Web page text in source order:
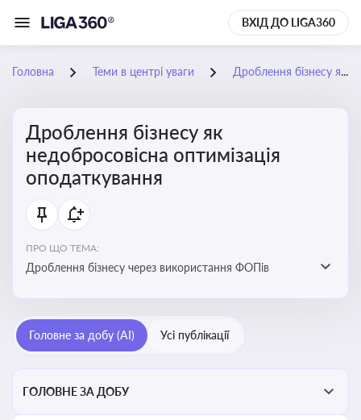
ВХІД ДО LIGA360
Головна Теми в центрі уваги Дроблення бізнесу як недобросовісна оптимізація оподаткування
Дроблення бізнесу як
недобросовісна оптимізація
оподаткування
ПРО ЩО ТЕМА:
Дроблення бізнесу через використання ФОПів
Головне за добу (AI) Усі публікації
ГОЛОВНЕ ЗА ДОБУ